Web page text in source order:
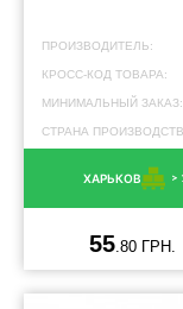
ПРОИЗВОДИТЕЛЬ:
КРОСС-КОД ТОВАРА:
МИНИМАЛЬНЫЙ ЗАКАЗ:
СТРАНА
ХАРЬКОВ >
55 .80 ГРН.